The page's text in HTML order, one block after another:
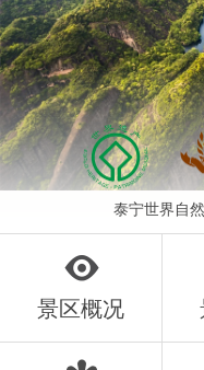
泰宁世界自
景区概况